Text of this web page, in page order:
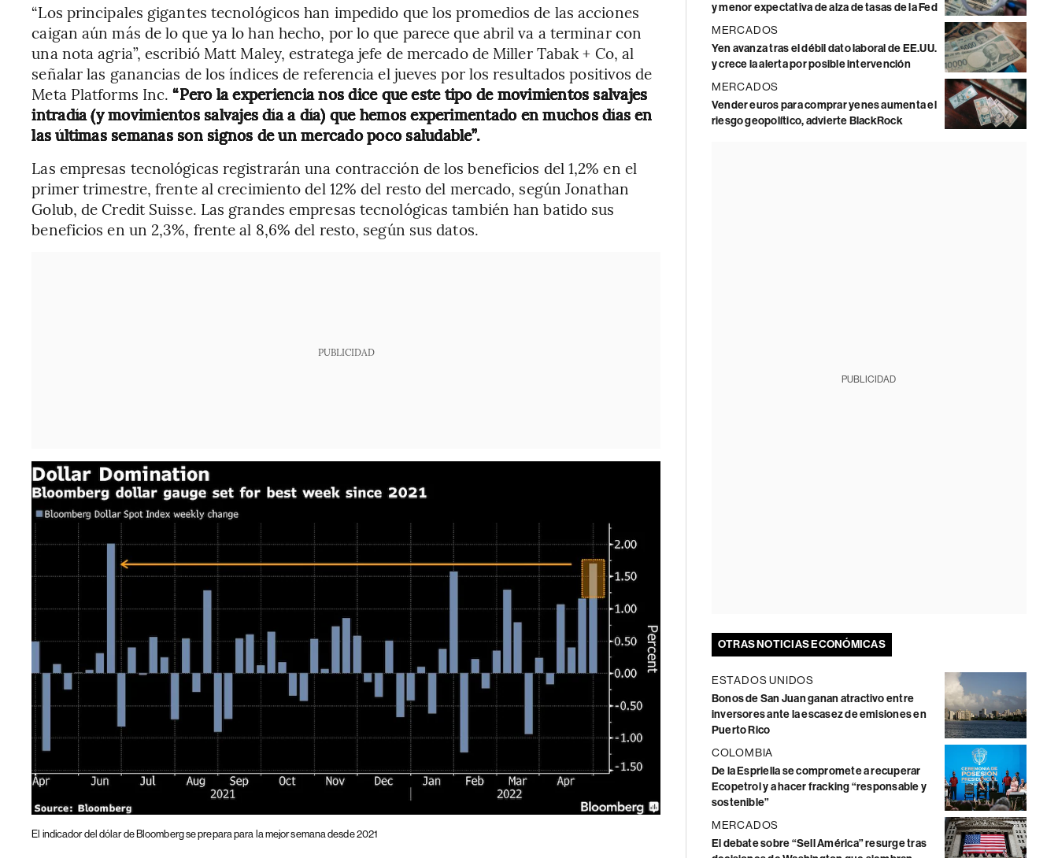
“Los principales gigantes tecnológicos han impedido que los promedios de las acciones
caigan aún más de lo que ya lo han hecho, por lo que parece que abril va a terminar con
una nota agria”, escribió Matt Maley, estratega jefe de mercado de Miller Tabak + Co, al
señalar las ganancias de los índices de referencia el jueves por los resultados positivos de
Meta Platforms Inc.“Pero la experiencia nos dice que este tipo de movimientos salvajes
intradía (y movimientos salvajes día a día) que hemos experimentado en muchos días en
las últimas semanas son signos de un mercado poco saludable”.
Las empresas tecnológicas registrarán una contracción de los beneficios del 1,2% en el
primer trimestre, frente al crecimiento del 12% del resto del mercado, según Jonathan
Golub, de Credit Suisse. Las grandes empresas tecnológicas también han batido sus
beneficios en un 2,3%, frente al 8,6% del resto, según sus datos.
PUBLICIDAD
El indicador del dólar de Bloomberg se prepara para la mejor semana desde 2021
y menor expectativa de alza de tasas de la Fed
MERCADOS
Yen avanza tras el débil dato laboral de EE.UU.
y crece la alerta por posible intervención
MERCADOS
Vender euros para comprar yenes aumenta el
riesgo geopolítico, advierte BlackRock
PUBLICIDAD
OTRAS NOTICIAS ECONÓMICAS
ESTADOS UNIDOS
Bonos de San Juan ganan atractivo entre
inversores ante la escasez de emisiones en
Puerto Rico
COLOMBIA
De la Espriella se compromete a recuperar
Ecopetrol y a hacer fracking “responsable y
sostenible”
MERCADOS
El debate sobre “Sell América” resurge tras